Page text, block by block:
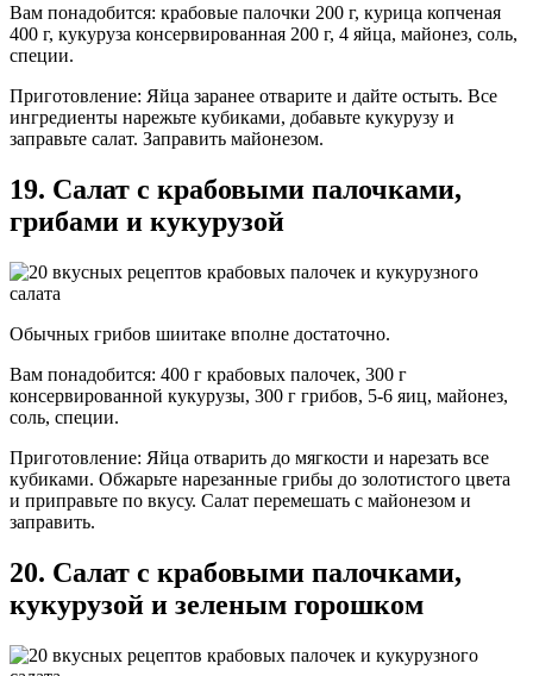
Вам понадобится: крабовые палочки 200 г, курица копченая
400 г, кукуруза консервированная 200 г, 4 яйца, майонез, соль,
специи.
Приготовление: Яйца заранее отварите и дайте остыть. Все
ингредиенты нарежьте кубиками, добавьте кукурузу и
заправьте салат. Заправить майонезом.
19. Салат с крабовыми палочками,
грибами и кукурузой
Обычных грибов шиитаке вполне достаточно.
Вам понадобится: 400 г крабовых палочек, 300 г
консервированной кукурузы, 300 г грибов, 5-6 яиц, майонез,
соль, специи.
Приготовление: Яйца отварить до мягкости и нарезать все
кубиками. Обжарьте нарезанные грибы до золотистого цвета
и приправьте по вкусу. Салат перемешать с майонезом и
заправить.
20. Салат с крабовыми палочками,
кукурузой и зеленым горошком